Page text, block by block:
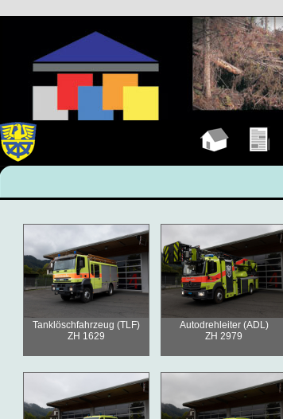
Tanklöschfahrzeug (TLF)
ZH 1629
Autodrehleiter (ADL)
ZH 2979